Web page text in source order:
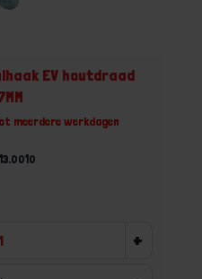
EV houtdraad
meerdere werkdagen
+